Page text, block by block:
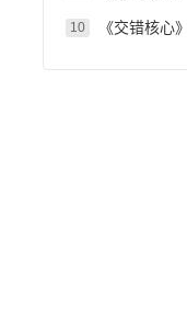
10 《交错核心